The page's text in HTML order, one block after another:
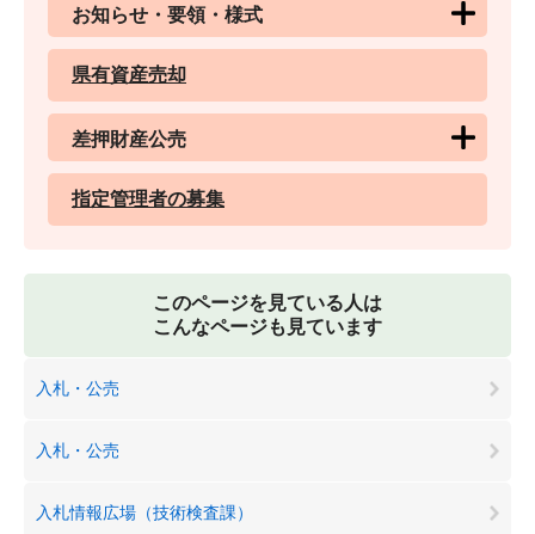
お知らせ・要領・様式
県有資産売却
差押財産公売
指定管理者の募集
このページを見ている人は
こんなページも見ています
入札・公売
入札・公売
入札情報広場（技術検査課）